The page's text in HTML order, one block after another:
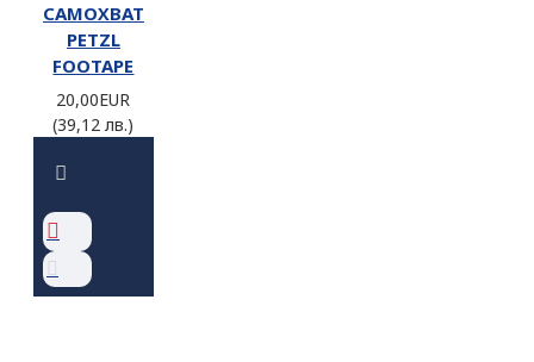
САМОХВАТ
PETZL
FOOTAPE
20,00EUR
(39,12 лв.)